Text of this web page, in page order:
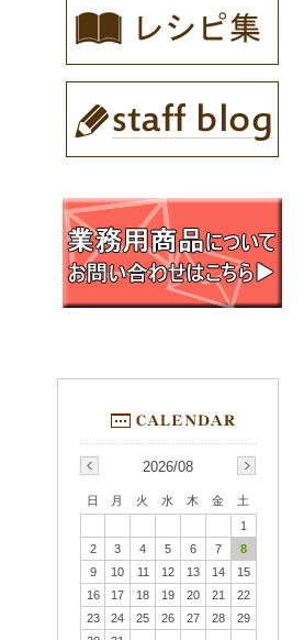
2026/08
日 月 火 水 木 金
土
1
2
3 4 5 6 7
8
9
10 11 12 13 14
15
16
17 18 19 20 21
22
23
24 25 26 27 28
29